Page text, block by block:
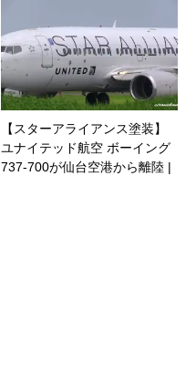
【スターアライアンス塗装】
ユナイテッド航空 ボーイング
737-700が仙台空港から離陸 |